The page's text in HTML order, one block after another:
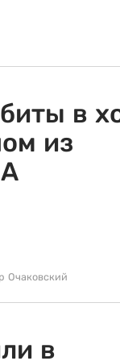
в
из
Очаковский
в